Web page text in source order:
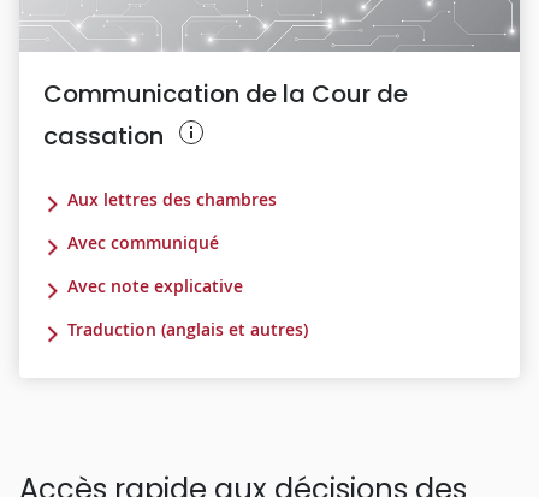
Communication de la Cour de
cassation
Aux lettres des chambres
Avec communiqué
Avec note explicative
Traduction (anglais et autres)
Accès rapide aux décisions des